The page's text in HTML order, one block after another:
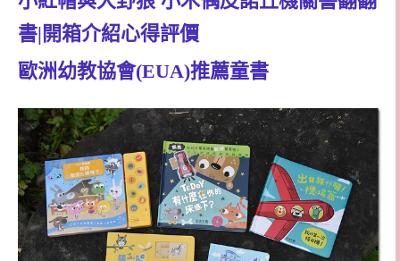
歐洲幼教協會(EUA)推薦童書